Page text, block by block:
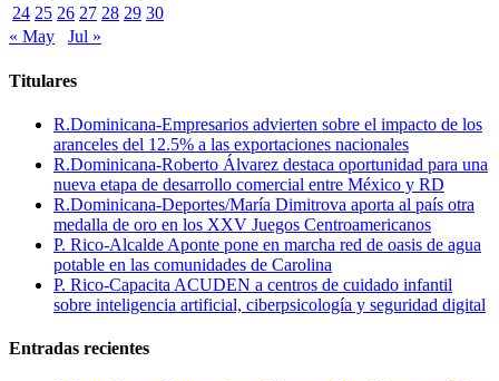
24 25 26 27 28 29 30
« May
Jul »
Titulares
R.Dominicana-Empresarios advierten sobre el impacto de los
aranceles del 12.5% a las exportaciones nacionales
R.Dominicana-Roberto Álvarez destaca oportunidad para una
nueva etapa de desarrollo comercial entre México y RD
R.Dominicana-Deportes/María Dimitrova aporta al país otra
medalla de oro en los XXV Juegos Centroamericanos
P. Rico-Alcalde Aponte pone en marcha red de oasis de agua
potable en las comunidades de Carolina
P. Rico-Capacita ACUDEN a centros de cuidado infantil
sobre inteligencia artificial, ciberpsicología y seguridad digital
Entradas recientes